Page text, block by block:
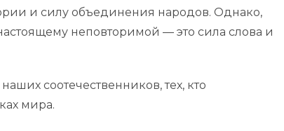
и силу объединения народов. Однако,
неповторимой — это сила слова и
соотечественников, тех, кто
мира.